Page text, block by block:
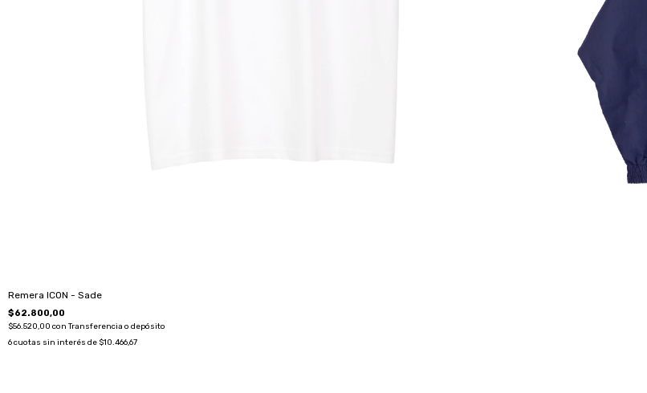
Remera ICON - Sade
$62.800,00
$56.520,00 con Transferencia o depósito
6cuotas sin interés de $10.466,67